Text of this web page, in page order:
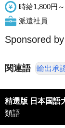
時給1,800円
派遣社員
Sponsored by
関連語 輸出承
精選版 日本国語
類語